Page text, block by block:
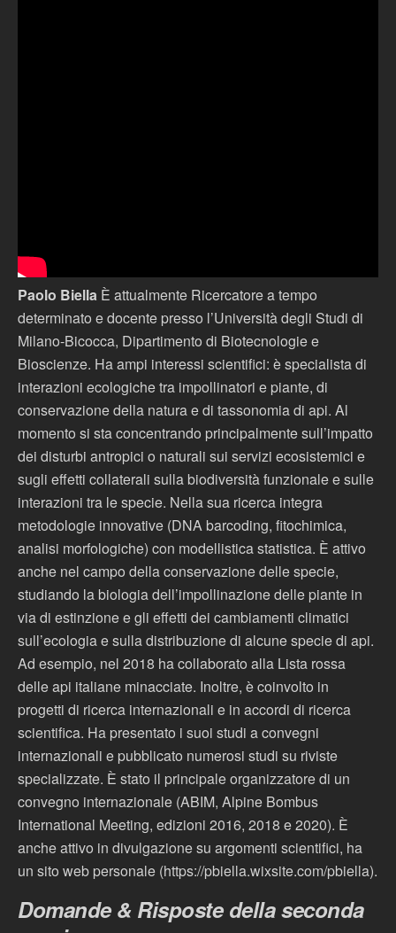
Paolo Biella È attualmente Ricercatore a tempo
determinato e docente presso l’Università degli Studi di
Milano-Bicocca, Dipartimento di Biotecnologie e
Bioscienze. Ha ampi interessi scientifici: è specialista di
interazioni ecologiche tra impollinatori e piante, di
conservazione della natura e di tassonomia di api. Al
momento si sta concentrando principalmente sull’impatto
dei disturbi antropici o naturali sui servizi ecosistemici e
sugli effetti collaterali sulla biodiversità funzionale e sulle
interazioni tra le specie. Nella sua ricerca integra
metodologie innovative (DNA barcoding, fitochimica,
analisi morfologiche) con modellistica statistica. È attivo
anche nel campo della conservazione delle specie,
studiando la biologia dell’impollinazione delle piante in
via di estinzione e gli effetti dei cambiamenti climatici
sull’ecologia e sulla distribuzione di alcune specie di api.
Ad esempio, nel 2018 ha collaborato alla Lista rossa
delle api italiane minacciate. Inoltre, è coinvolto in
progetti di ricerca internazionali e in accordi di ricerca
scientifica. Ha presentato i suoi studi a convegni
internazionali e pubblicato numerosi studi su riviste
specializzate. È stato il principale organizzatore di un
convegno internazionale (ABIM, Alpine Bombus
International Meeting, edizioni 2016, 2018 e 2020). È
anche attivo in divulgazione su argomenti scientifici, ha
un sito web personale (https://pbiella.wixsite.com/pbiella).
Domande & Risposte della seconda